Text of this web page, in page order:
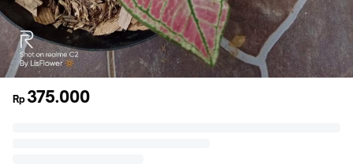
Rp 375.000